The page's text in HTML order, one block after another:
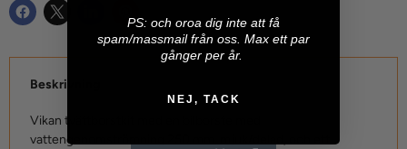
Beskrivning
Vikan tvättborstkit med en bilborste med
vattengenomströmning 250 mm, mjuk/delad, och ett
PS: och oroa dig inte att få
spam/massmail från oss. Max ett par
gånger per år.
NEJ, TACK